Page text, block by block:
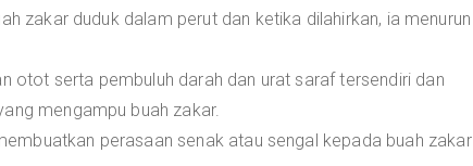
zakar duduk dalam perut dan ketika dilahirkan, ia menurun
otot serta pembuluh darah dan urat saraf tersendiri dan
mengampu buah zakar.
perasaan senak atau sengal kepada buah zakar